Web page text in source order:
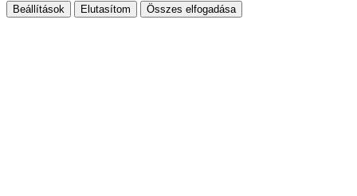
Beállítások Elutasítom Összes elfogadása